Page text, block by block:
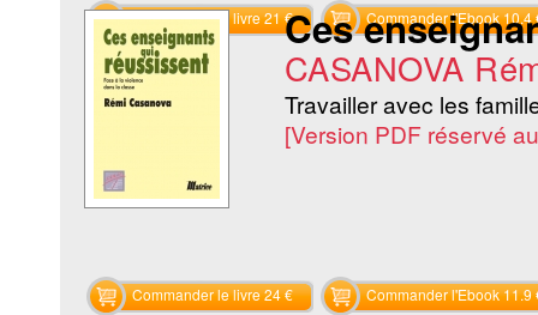
Commander le livre 21 € Commander l'Ebook 10.4
Ces
CASANOVA
Travailler avec les
[Version PDF réservé
Commander le livre 24 € Commander l'Ebook 11.9